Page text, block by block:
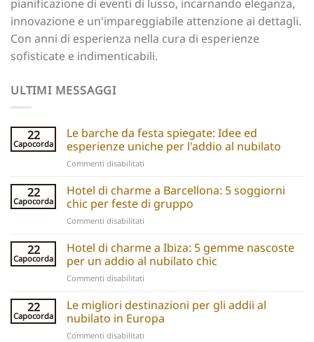
pianificazione di eventi di lusso, incarnando eleganza,
innovazione e un'impareggiabile attenzione ai dettagli.
Con anni di esperienza nella cura di esperienze
sofisticate e indimenticabili.
ULTIMI MESSAGGI
22
Capocorda
Le barche da festa spiegate: Idee ed
esperienze uniche per l'addio al nubilato
Commenti disabilitati
boats
explained:
Unique
ideas
and
22
Capocorda
Hotel di charme a Barcellona: 5 soggiorni
chic per feste di gruppo
Commenti disabilitati
Boutique
Hotels:
5
for
Group
Parties
22
Capocorda
Hotel di charme a Ibiza: 5 gemme nascoste
per un addio al nubilato chic
Commenti disabilitati
Boutique
Hotels:
5
22
Capocorda
Le migliori destinazioni per gli addii al
nubilato in Europa
Commenti disabilitati